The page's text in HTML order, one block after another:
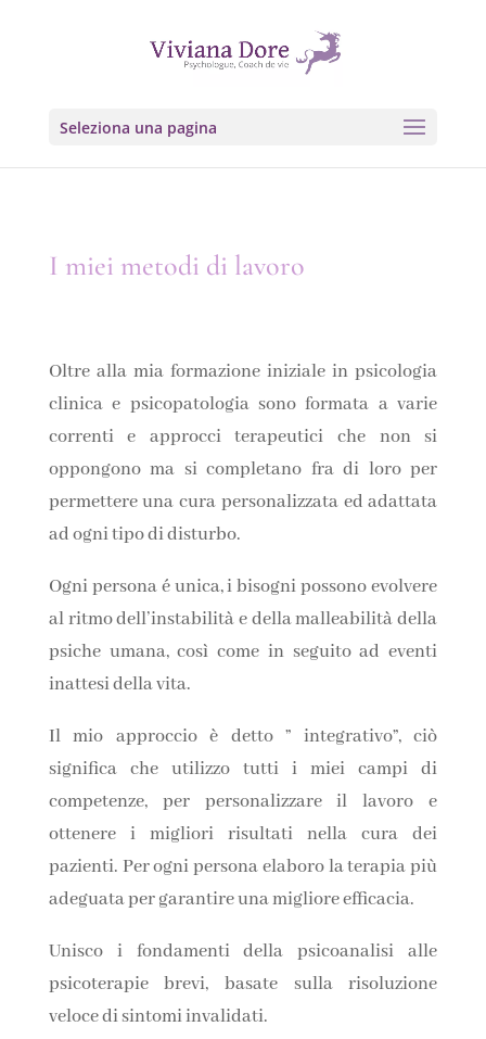
Seleziona una pagina
I miei metodi di lavoro
Oltre alla mia formazione iniziale in psicologia
clinica e psicopatologia sono formata a varie
correnti e approcci terapeutici che non si
oppongono ma si completano fra di loro per
permettere una cura personalizzata ed adattata
ad ogni tipo di disturbo.
Ogni persona é unica, i bisogni possono evolvere
al ritmo dell’instabilità e della malleabilità della
psiche umana, così come in seguito ad eventi
inattesi della vita.
Il mio approccio è detto ” integrativo”, ciò
significa che utilizzo tutti i miei campi di
competenze, per personalizzare il lavoro e
ottenere i migliori risultati nella cura dei
pazienti. Per ogni persona elaboro la terapia più
adeguata per garantire una migliore efficacia.
Unisco i fondamenti della psicoanalisi alle
psicoterapie brevi, basate sulla risoluzione
veloce di sintomi invalidati.